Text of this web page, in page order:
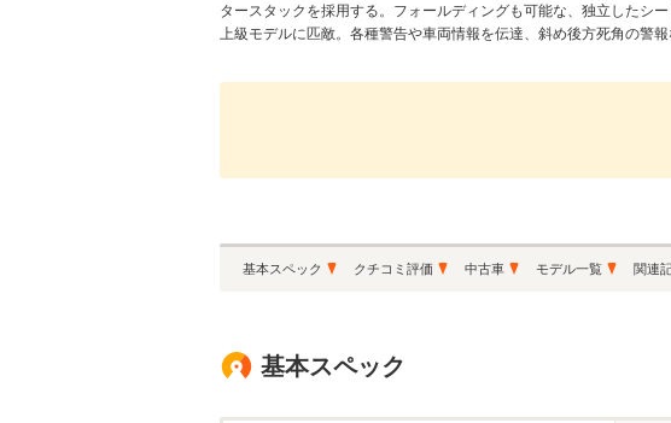
タースタックを採用する。フォールディングも可能な、独立したシ
上級モデルに匹敵。各種警告や車両情報を伝達、斜め後方死角の警
基本スペック クチコミ評価 中古車 モデル一覧 関連
基本スペック